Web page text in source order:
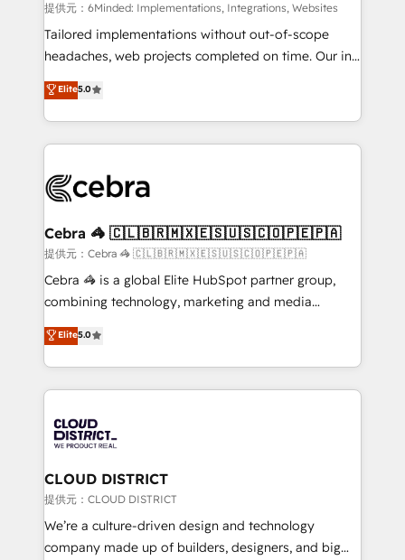
Integrations: Connect HubSpot with your tech stack
for better adoption. 🔹 Custom Solutions: Build
tailored apps, workflows, and configurations. We are
our commitment to data security and compliance. At
OneMetric, we help revenue teams focus on the
提供元：6Minded: Implementations, Integrations, Websites
Tailored implementations without out-of-scope
headaches, web projects completed on time. Our in-
house team of certified CRM architects, experts,
developers, designers, and marketers handles all
aspects of your HubSpot. ✨ 400+ global clients ✨
100+ seamless migrations from 15+ different CRMs
implementations, and 5,000+ pages ✨ CS: Clients
CS: 245% organic growth & +751% new visitors for a
full-funnel HubSpot project ✨ CS: 415% conversion
boost with a new HubSpot site Recognized leaders:
🏆 HubSpot Platform Migration Impact Award 🏆
Inbound Campaign of the Year 🏆 Gold AVA Digital
Award for Best Website 🌟 Accreditations: CRM
Elite5.0
Cebra 🦓 🇨🇱🇧🇷🇲🇽🇪🇸🇺🇸🇨🇴🇵🇪🇵🇦
提供元：Cebra 🦓 🇨🇱🇧🇷🇲🇽🇪🇸🇺🇸🇨🇴🇵🇪🇵🇦
Cebra 🦓 is a global Elite HubSpot partner group,
combining technology, marketing and media
expertise across Latin America and Southern
Europe, with teams across 7 countries. Born in Chile,
we combine local insight with international reach to
help businesses grow through technology, creativity,
500+ HubSpot implementations, building end-to-
end solutions that integrate CRM, AI automation,
inbound and loop marketing, content, and digital
creativity. Our multicultural team works in Spanish,
Portuguese, and English to design scalable strategies
that drive measurable growth. 🌎 Highlights: • 10+
Elite5.0
CLOUD DISTRICT
提供元：CLOUD DISTRICT
We’re a culture-driven design and technology
company made up of builders, designers, and big